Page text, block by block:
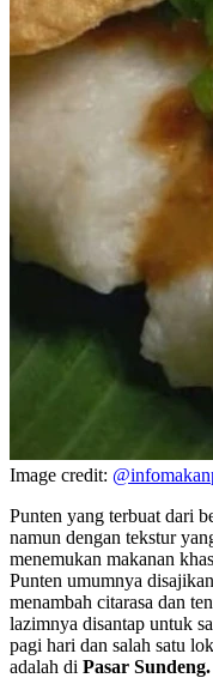
Image credit:
Punten yang terbuat dari
namun dengan tekstur
menemukan makanan
Punten umumnya
menambah citarasa dan
lazimnya disantap untuk
pagi hari dan salah satu
adalah di Pasar Sundeng.